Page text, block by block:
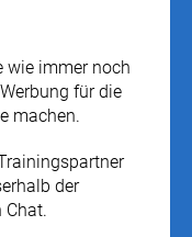
wie immer noch
für die
machen.
der
Chat.